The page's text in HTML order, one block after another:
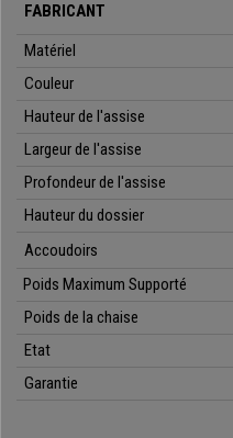
Il s’agit d’un modèle très
lors de réunions, avec des
De plus, elle
est disponible en
choisir celle qui s’adapte le
Soulignons également qu’il s’agit
livrées totalement montées
.
Idéale pour salle de conférence
•Très résistante: cadre en acier
• Très pratique et polyvalente
FABRICANT
Matériel
Couleur
Hauteur de l'assise
Largeur de l'assise
Profondeur de l'assise
Hauteur du dossier
Accoudoirs
Poids Maximum Supporté
Poids de la chaise
Etat
Garantie